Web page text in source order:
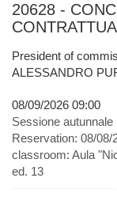
20628 -
President of
ALESSANDRO
08/09/2026 09:00
Sessione autunnale
Reservation: 08/08/
classroom: Aula
ed. 13